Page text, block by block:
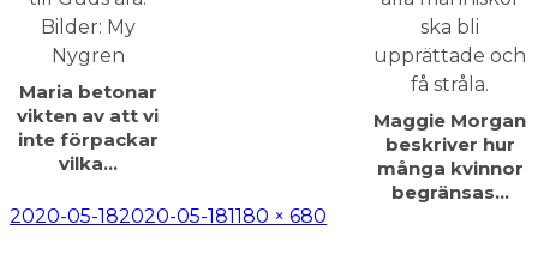
Maria betonar
vikten av att vi
inte förpackar
vilka…
Maggie Morgan
beskriver hur
många kvinnor
begränsas…
Postat
2020-05-182020-05-18Full
1180 × 680